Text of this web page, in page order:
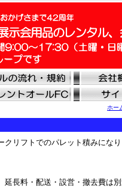
ホー
リフトでのパレット積みにな
長料・配送・設営・撤去費は別